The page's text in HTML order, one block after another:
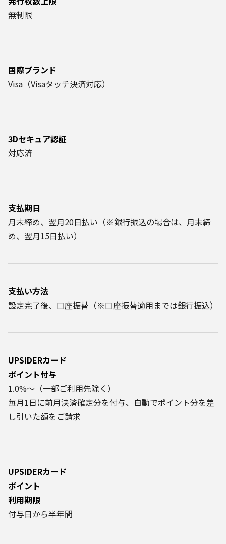
無制限
国際ブランド
Visa（Visaタッチ決済対応）
3Dセキュア認証
対応済
支払期日
月末締め、翌月20日払い（※銀行振込の場合は、月末締
め、翌月15日払い）
支払い方法
設定完了後、口座振替（※口座振替適用までは銀行振込）
UPSIDERカード
ポイント付与
1.0%〜（一部ご利用先除く）
毎月1日に前月決済確定分を付与、自動でポイント分を差
し引いた額をご請求
UPSIDERカード
ポイント
利用期限
付与日から半年間